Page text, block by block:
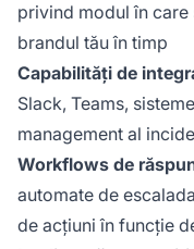
privind modul în care
brandul tău în timp
Capabilități de
Slack, Teams,
management al
Workflows de
automate de
de acțiuni în funcție